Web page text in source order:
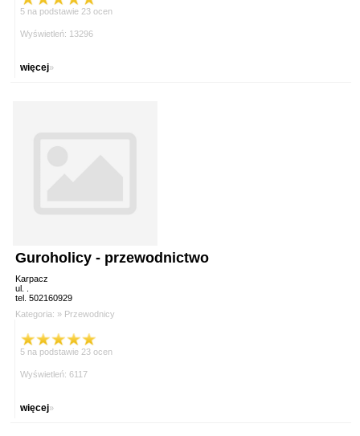
5 na podstawie 23 ocen
Wyświetleń: 13296
więcej»
Guroholicy - przewodnictwo
Karpacz
ul. .
tel. 502160929
Kategoria: » Przewodnicy
5 na podstawie 23 ocen
Wyświetleń: 6117
więcej»